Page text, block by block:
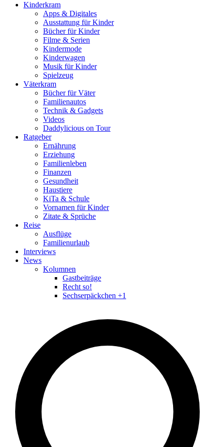
Kinderkram
Apps & Digitales
Ausstattung für Kinder
Bücher für Kinder
Filme & Serien
Kindermode
Kinderwagen
Musik für Kinder
Spielzeug
Väterkram
Bücher für Väter
Familienautos
Technik & Gadgets
Videos
Daddylicious on Tour
Ratgeber
Ernährung
Erziehung
Familienleben
Finanzen
Gesundheit
Haustiere
KiTa & Schule
Vornamen für Kinder
Zitate & Sprüche
Reise
Ausflüge
Familienurlaub
Interviews
News
Kolumnen
Gastbeiträge
Recht so!
Sechserpäckchen +1